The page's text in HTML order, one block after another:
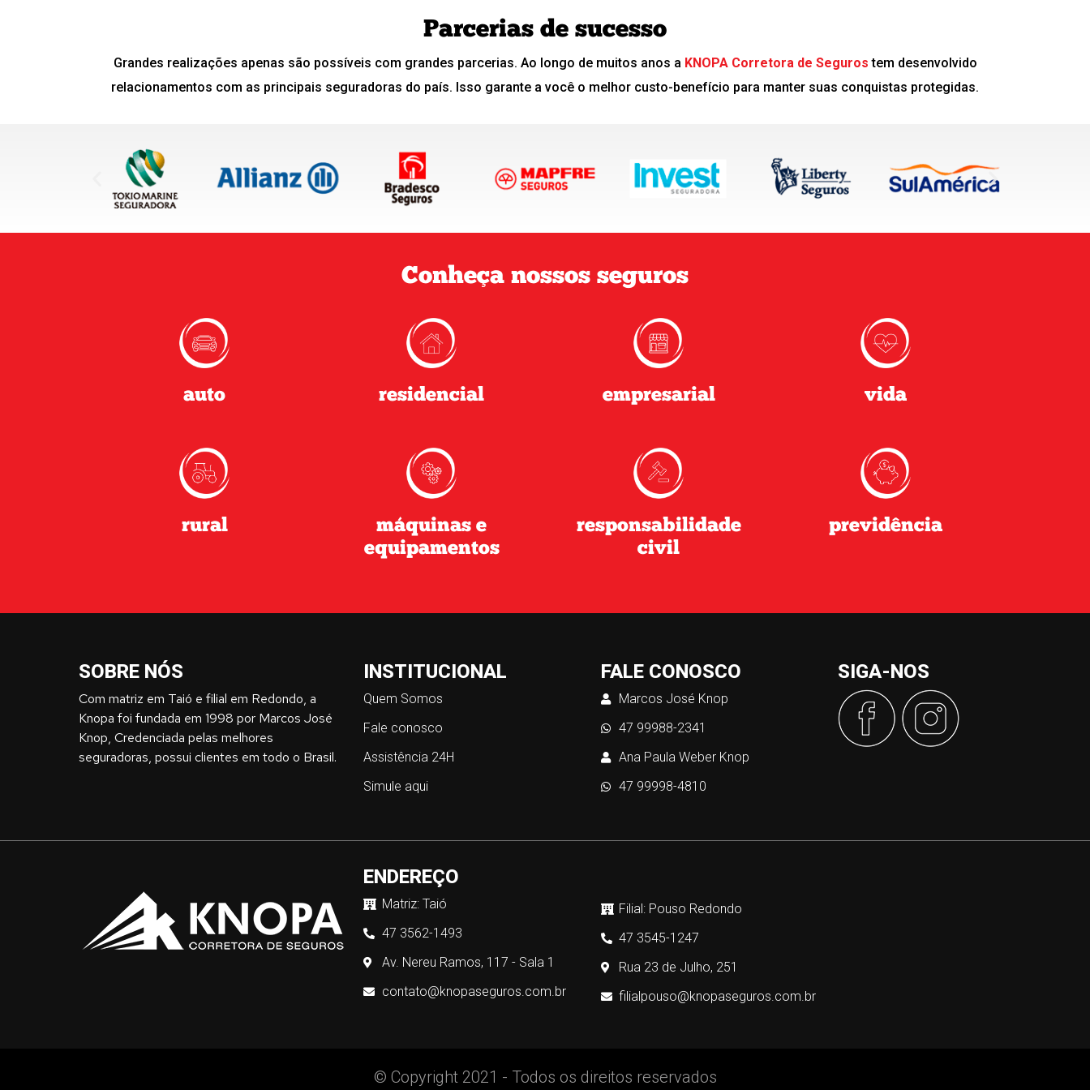
Parcerias de sucesso
Grandes realizações apenas são possíveis com grandes parcerias. Ao longo de muitos anos a KNOPA Corretora de Seguros tem desenvolvido
relacionamentos com as principais seguradoras do país. Isso garante a você o melhor custo-benefício para manter suas conquistas protegidas.
Conheça nossos seguros
auto residencial empresarial vida
rural
máquinas e
equipamentos
responsabilidade
civil
previdência
SOBRE NÓS
Com matriz em Taió e filial em Redondo, a
Knopa foi fundada em 1998 por Marcos José
Knop, Credenciada pelas melhores
seguradoras, possui clientes em todo o Brasil.
INSTITUCIONAL
Quem Somos
Fale conosco
Assistência 24H
Simule aqui
FALE CONOSCO
Marcos José Knop
47 99988-2341
Ana Paula Weber Knop
47 99998-4810
SIGA-NOS
ENDEREÇO
Matriz: Taió
47 3562-1493
Av. Nereu Ramos, 117 - Sala 1
contato@knopaseguros.com.br
Filial: Pouso Redondo
47 3545-1247
Rua 23 de Julho, 251
filialpouso@knopaseguros.com.br
© Copyright 2021 - Todos os direitos reservados